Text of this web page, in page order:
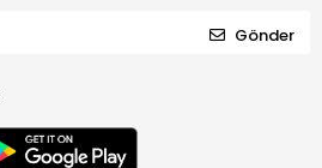
Gönder